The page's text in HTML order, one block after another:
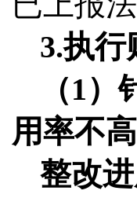
3.执
（1
用率不
整改进